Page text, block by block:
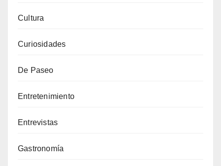
Cultura
Curiosidades
De Paseo
Entretenimiento
Entrevistas
Gastronomía